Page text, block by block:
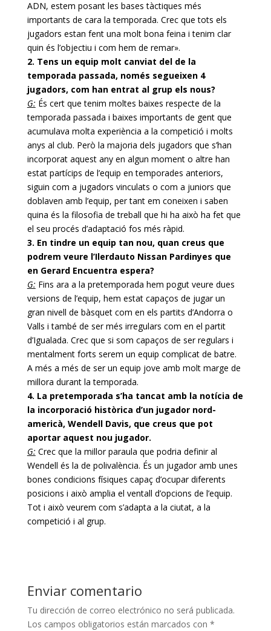
ADN, estem posant les bases tàctiques més
importants de cara la temporada. Crec que tots els
jugadors estan fent una molt bona feina i tenim clar
quin és l’objectiu i com hem de remar».
2. Tens un equip molt canviat del de la
temporada passada, només segueixen 4
jugadors, com han entrat al grup els nous?
G: És cert que tenim moltes baixes respecte de la
temporada passada i baixes importants de gent que
acumulava molta experiència a la competició i molts
anys al club. Però la majoria dels jugadors que s’han
incorporat aquest any en algun moment o altre han
estat partícips de l’equip en temporades anteriors,
siguin com a jugadors vinculats o com a juniors que
doblaven amb l’equip, per tant em coneixen i saben
quina és la filosofia de treball que hi ha això ha fet que
el seu procés d’adaptació fos més ràpid.
3. En tindre un equip tan nou, quan creus que
podrem veure l’Ilerdauto Nissan Pardinyes que
en Gerard Encuentra espera?
G: Fins ara a la pretemporada hem pogut veure dues
versions de l’equip, hem estat capaços de jugar un
gran nivell de bàsquet com en els partits d’Andorra o
Valls i també de ser més irregulars com en el partit
d’Igualada. Crec que si som capaços de ser regulars i
mentalment forts serem un equip complicat de batre.
A més a més de ser un equip jove amb molt marge de
millora durant la temporada.
4. La pretemporada s’ha tancat amb la notícia de
la incorporació històrica d’un jugador nord-
americà, Wendell Davis, que creus que pot
aportar aquest nou jugador.
G: Crec que la millor paraula que podria definir al
Wendell és la de polivalència. És un jugador amb unes
bones condicions físiques capaç d’ocupar diferents
posicions i això amplia el ventall d’opcions de l’equip.
Tot i això veurem com s’adapta a la ciutat, a la
competició i al grup.
Enviar comentario
Tu dirección de correo electrónico no será publicada.
Los campos obligatorios están marcados con *